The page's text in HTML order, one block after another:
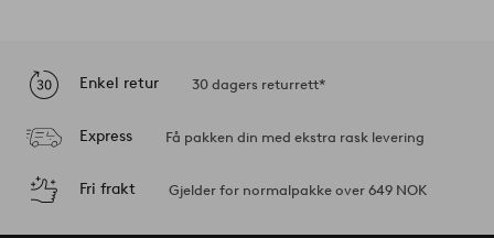
Enkel retur 30 dagers returrett*
Express Få pakken din med ekstra rask levering
Fri frakt Gjelder for normalpakke over 649 NOK